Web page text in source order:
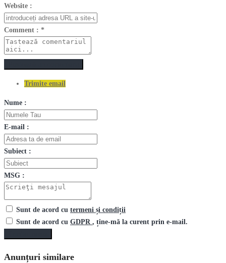
Website :
Comment : *
Trimite email
Nume :
E-mail :
Subiect :
MSG :
Sunt de acord cu termeni și condiții
Sunt de acord cu GDPR , ține-mă la curent prin e-mail.
Anunțuri similare